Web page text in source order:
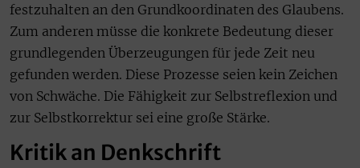
festzuhalten an den Grundkoordinaten des Glaubens.
Zum anderen müsse die konkrete Bedeutung dieser
grundlegenden Überzeugungen für jede Zeit neu
gefunden werden. Diese Prozesse seien kein Zeichen
von Schwäche. Die Fähigkeit zur Selbstreflexion und
zur Selbstkorrektur sei eine große Stärke.
Kritik an Denkschrift